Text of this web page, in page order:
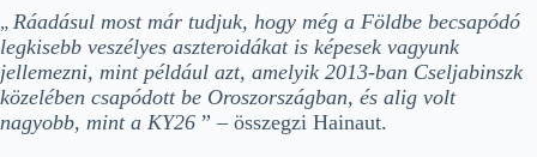
„ Ráadásul most már tudjuk, hogy még a Földbe becsapódó
legkisebb veszélyes aszteroidákat is képesek vagyunk
jellemezni, mint például azt, amelyik 2013-ban Cseljabinszk
közelében csapódott be Oroszországban, és alig volt
nagyobb, mint a KY26 ” – összegzi Hainaut.